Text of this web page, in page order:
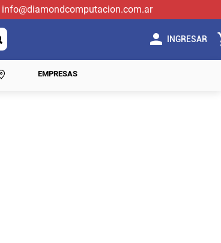
info@diamondcomputacion.com.ar
INGRESAR
EMPRESAS